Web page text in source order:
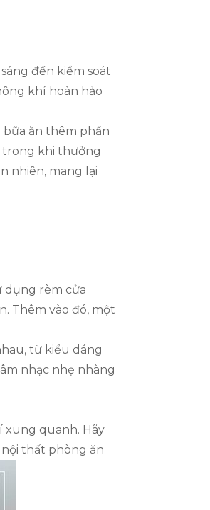
đến kiểm soát
khí hoàn hảo
bữa ăn thêm phần
trong khi thưởng
nhiên, mang lại
dụng rèm cửa
Thêm vào đó, một
từ kiểu dáng
nhạc nhẹ nhàng
xung quanh. Hãy
thất phòng ăn